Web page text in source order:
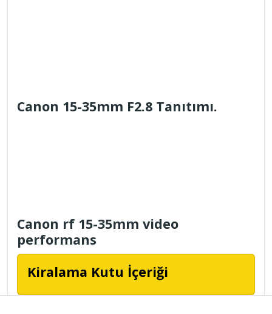
Canon 15-35mm F2.8 Tanıtımı.
Canon rf 15-35mm video
performans
Kiralama Kutu İçeriği